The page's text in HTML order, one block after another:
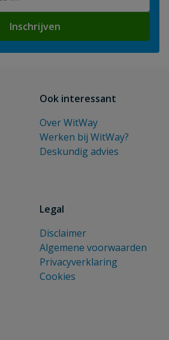
Inschrijven
Ook interessant
Over WitWay
Werken bij WitWay?
Deskundig advies
Legal
Disclaimer
Algemene voorwaarden
Privacyverklaring
Cookies